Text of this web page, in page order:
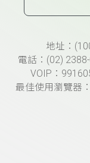
頁尾資訊地址：
電話：(02)
VOIP：
最佳使用瀏覽器